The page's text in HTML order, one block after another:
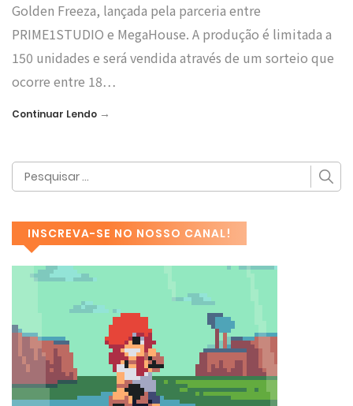
Golden Freeza, lançada pela parceria entre
PRIME1STUDIO e MegaHouse. A produção é limitada a
150 unidades e será vendida através de um sorteio que
ocorre entre 18…
Continuar Lendo →
INSCREVA-SE NO NOSSO CANAL!